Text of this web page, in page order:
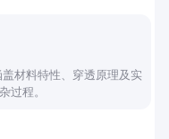
材料特性、穿透原理及实
过程。